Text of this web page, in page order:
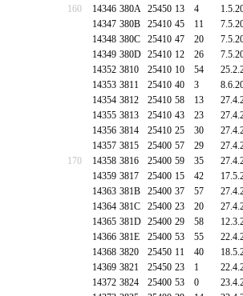
160
14346 380A 25450 13 4
14347 380B 25410 45 11
14348 380C 25410 47 20
14349 380D 25410 12 26
14352 3810 25410 10 54
14353 3811 25410 40 3
14354 3812 25410 58 13
14355 3813 25410 43 23
14356 3814 25410 25 30
14357 3815 25400 57 29
170
14358 3816 25400 59 35
14359 3817 25400 15 42
14363 381B 25400 37 57
14364 381C 25400 23 20
14365 381D 25400 29 58
14366 381E 25400 53 55
14368 3820 25450 11 40
14369 3821 25450 23 1
14372 3824 25400 53 0